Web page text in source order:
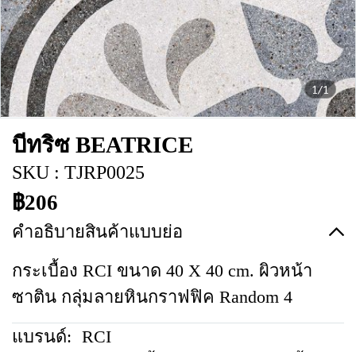
1/1
บีทริซ BEATRICE
SKU : TJRP0025
฿206
คำอธิบายสินค้าแบบย่อ
กระเบื้อง RCI ขนาด 40 X 40 cm. ผิวหน้า
ซาติน กลุ่มลายหินกราฟฟิค Random 4
แบรนด์: RCI